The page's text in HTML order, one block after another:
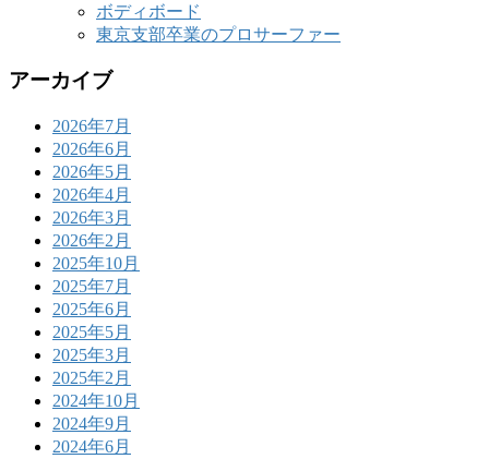
ボディボード
東京支部卒業のプロサーファー
アーカイブ
2026年7月
2026年6月
2026年5月
2026年4月
2026年3月
2026年2月
2025年10月
2025年7月
2025年6月
2025年5月
2025年3月
2025年2月
2024年10月
2024年9月
2024年6月